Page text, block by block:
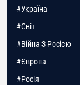
#Україна
#Світ
#Війна З Росією
#Європа
#Росія